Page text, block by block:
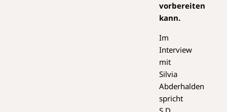
vorbereiten
kann.
Im
Interview
mit
Silvia
Abderhalden
spricht